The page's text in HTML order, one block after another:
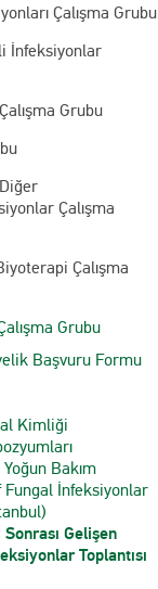
Çalışma Grubu
İnfeksiyonlar
Grubu
Çalışma
Çalışma
Grubu
Başvuru Formu
Kimliği
Bakım
Fungal İnfeksiyonlar
Gelişen
Toplantısı